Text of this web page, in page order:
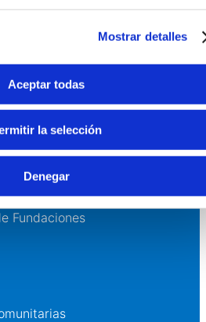
Mostrar detalles
Aceptar todas
la selección
Denegar
Fundaciones